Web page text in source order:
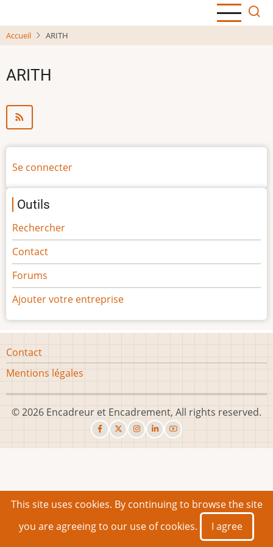
au
contenu
Accueil ARITH
ARITH
Menu
compte
de
l'utilisateur
Se connecter
Outils
Rechercher
Contact
Forums
Ajouter votre entreprise
Footer
menu
Contact
Mentions légales
© 2026 Encadreur et Encadrement, All rights reserved.
This site uses cookies. By continuing to browse the site
you are agreeing to our use of cookies.
I agree